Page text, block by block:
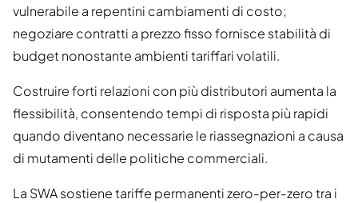
vulnerabile a repentini cambiamenti di costo;
negoziare contratti a prezzo fisso fornisce stabilità di
budget nonostante ambienti tariffari volatili.
Costruire forti relazioni con più distributori aumenta la
flessibilità, consentendo tempi di risposta più rapidi
quando diventano necessarie le riassegnazioni a causa
di mutamenti delle politiche commerciali.
La SWA sostiene tariffe permanenti zero-per-zero tra i